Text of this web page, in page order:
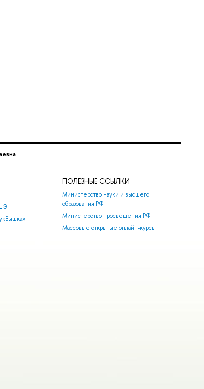
ПОЛЕЗНЫЕ ССЫЛКИ
Министерство науки и высшего
образования РФ
Министерство просвещения РФ
Массовые открытые онлайн-курсы